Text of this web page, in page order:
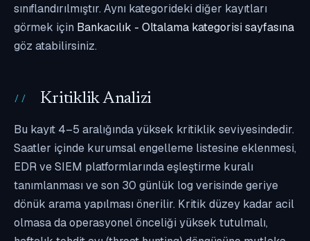
sınıflandırılmıştır. Aynı kategorideki diğer kayıtları
görmek için Bankacılık - Oltalama kategorisi sayfasına
göz atabilirsiniz.
Kritiklik Analizi
Bu kayıt 4–5 aralığında yüksek kritiklik seviyesindedir.
Saatler içinde kurumsal engelleme listesine eklenmesi,
EDR ve SIEM platformlarında eşleştirme kuralı
tanımlanması ve son 30 günlük log verisinde geriye
dönük arama yapılması önerilir. Kritik düzey kadar acil
olmasa da operasyonel önceliği yüksek tutulmalı,